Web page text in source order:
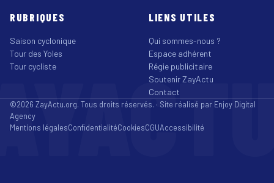
RUBRIQUES
Saison cyclonique
Tour des Yoles
Tour cycliste
LIENS UTILES
Qui sommes-nous ?
Espace adhérent
Régie publicitaire
Soutenir ZayActu
Contact
©2026 ZayActu.org. Tous droits réservés. · Site réalisé par Enjoy Digital
Agency
Mentions légalesConfidentialitéCookiesCGUAccessibilité